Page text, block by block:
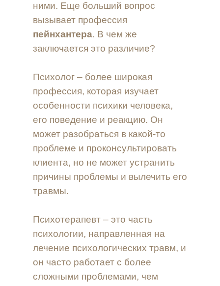
ними. Еще больший вопрос
вызывает профессия
пейнхантера. В чем же
заключается это различие?
Психолог – более широкая
профессия, которая изучает
особенности психики человека,
его поведение и реакцию. Он
может разобраться в какой-то
проблеме и проконсультировать
клиента, но не может устранить
причины проблемы и вылечить его
травмы.
Психотерапевт – это часть
психологии, направленная на
лечение психологических травм, и
он часто работает с более
сложными проблемами, чем